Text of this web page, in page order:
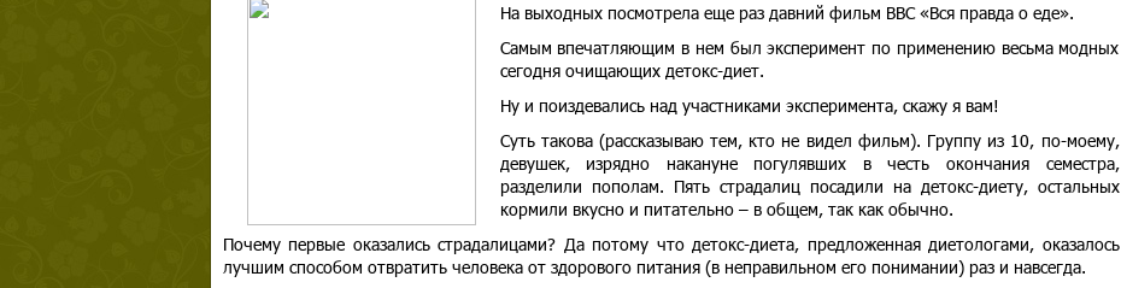
На выходных посмотрела еще раз давний фильм BBC «Вся правда о еде».
Самым впечатляющим в нем был эксперимент по применению весьма модных
сегодня очищающих детокс-диет.
Ну и поиздевались над участниками эксперимента, скажу я вам!
Суть такова (рассказываю тем, кто не видел фильм). Группу из 10, по-моему,
девушек, изрядно накануне погулявших в честь окончания семестра,
разделили пополам. Пять страдалиц посадили на детокс-диету, остальных
кормили вкусно и питательно – в общем, так как обычно.
Почему первые оказались страдалицами? Да потому что детокс-диета, предложенная диетологами, оказалось
лучшим способом отвратить человека от здорового питания (в неправильном его понимании) раз и навсегда.